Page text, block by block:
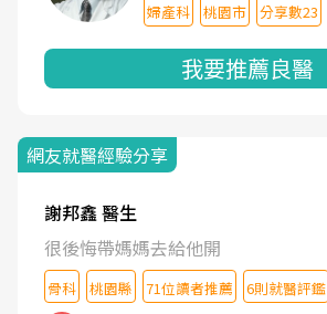
婦產科 桃園市 分享數23
我要推薦良醫
網友就醫經驗分享
謝邦鑫 醫生
很後悔帶媽媽去給他開
骨科 桃園縣 71位讀者推薦 6則就醫評鑑